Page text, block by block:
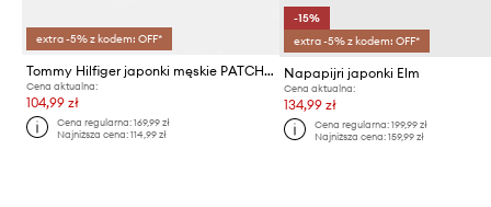
extra -5% z kodem: OFF*
Tommy Hilfiger japonki męskie PATCH HILFIGER BEACH SANDAL
Cena aktualna:
104,99 zł
Cena regularna:169,99 zł
Najniższa cena:114,99 zł
-15%
extra -5% z kodem: OFF*
Napapijri japonki Elm
Cena aktualna:
134,99 zł
Cena regularna: 199,99 zł
Najniższa cena: 159,99 zł